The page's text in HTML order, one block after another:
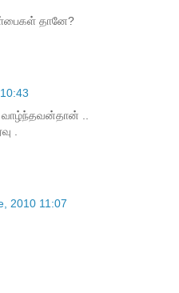
தானே?
வாழ்ந்தவன்தான் ..
.
2010 11:07